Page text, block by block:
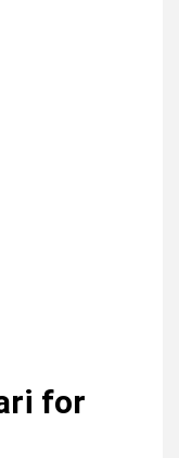
for